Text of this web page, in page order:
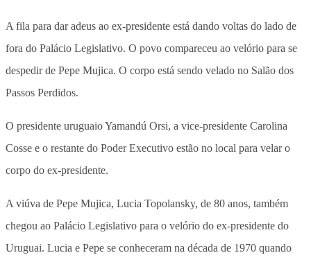
A fila para dar adeus ao ex-presidente está dando voltas do lado de
fora do Palácio Legislativo. O povo compareceu ao velório para se
despedir de Pepe Mujica. O corpo está sendo velado no Salão dos
Passos Perdidos.
O presidente uruguaio Yamandú Orsi, a vice-presidente Carolina
Cosse e o restante do Poder Executivo estão no local para velar o
corpo do ex-presidente.
A viúva de Pepe Mujica, Lucia Topolansky, de 80 anos, também
chegou ao Palácio Legislativo para o velório do ex-presidente do
Uruguai. Lucia e Pepe se conheceram na década de 1970 quando